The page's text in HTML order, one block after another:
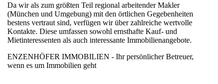
Da wir als zum größten Teil regional arbeitender Makler
(München und Umgebung) mit den örtlichen Gegebenheiten
bestens vertraut sind, verfügen wir über zahlreiche wertvolle
Kontakte. Diese umfassen sowohl ernsthafte Kauf- und
Mietinteressenten als auch interessante Immobilienangebote.
ENZENHÖFER IMMOBILIEN - Ihr persönlicher Betreuer,
wenn es um Immobilien geht